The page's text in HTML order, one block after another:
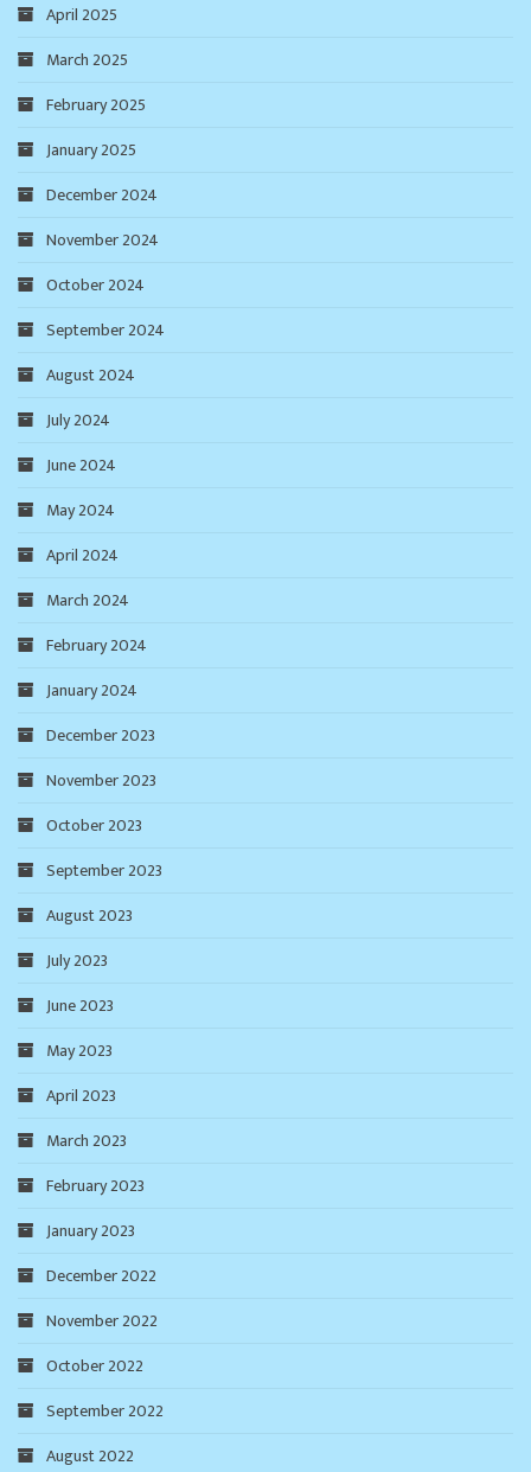
April 2025
March 2025
February 2025
January 2025
December 2024
November 2024
October 2024
September 2024
August 2024
July 2024
June 2024
May 2024
April 2024
March 2024
February 2024
January 2024
December 2023
November 2023
October 2023
September 2023
August 2023
July 2023
June 2023
May 2023
April 2023
March 2023
February 2023
January 2023
December 2022
November 2022
October 2022
September 2022
August 2022